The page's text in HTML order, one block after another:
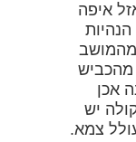
איפה
מהמושב
אכן
יש
צמא.